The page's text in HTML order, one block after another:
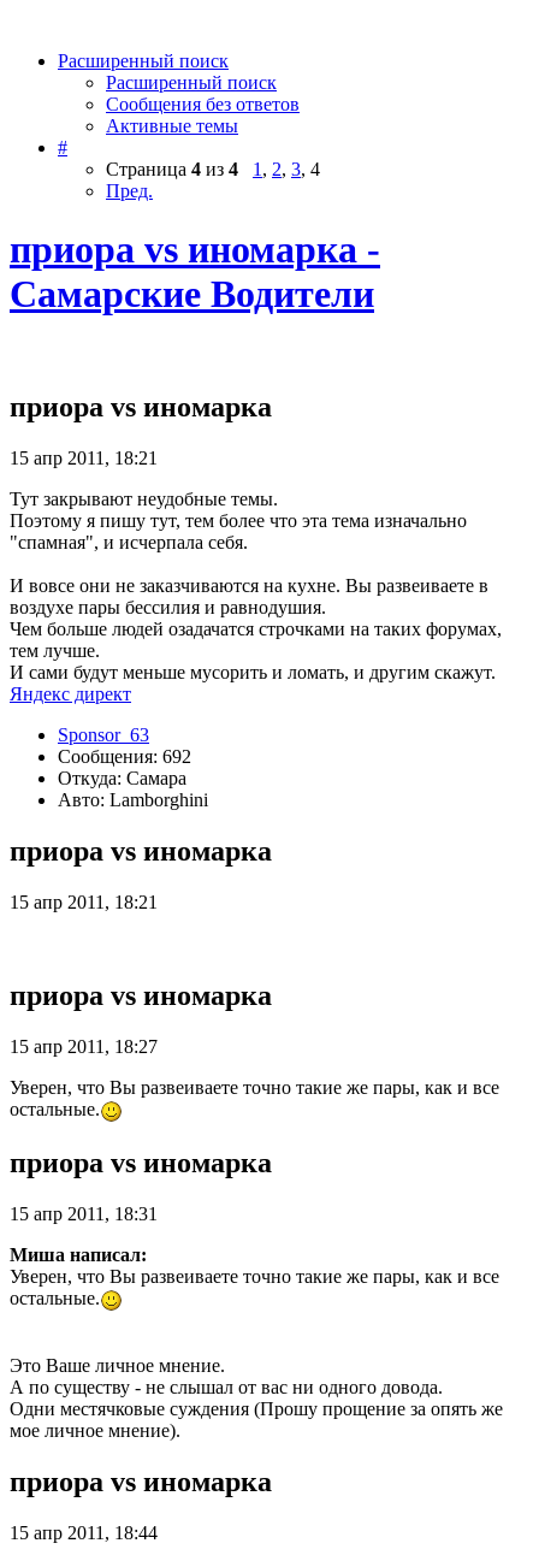
Расширенный поиск
Расширенный поиск
Сообщения без ответов
Активные темы
#
Страница 4 из 4 1 , 2, 3, 4
Пред.
приора vs иномарка -
Самарские Водители
приора vs иномарка
15 апр 2011, 18:21
Тут закрывают неудобные темы.
Поэтому я пишу тут, тем более что эта тема изначально
"спамная", и исчерпала себя.
И вовсе они не заказчиваются на кухне. Вы развеиваете в
воздухе пары бессилия и равнодушия.
Чем больше людей озадачатся строчками на таких форумах,
тем лучше.
И сами будут меньше мусорить и ломать, и другим скажут.
Яндекс директ
Sponsor_63
Сообщения: 692
Откуда: Самара
Авто: Lamborghini
приора vs иномарка
15 апр 2011, 18:21
приора vs иномарка
15 апр 2011, 18:27
Уверен, что Вы развеиваете точно такие же пары, как и все
остальные.
приора vs иномарка
15 апр 2011, 18:31
Миша написал:
Уверен, что Вы развеиваете точно такие же пары, как и все
остальные.
Это Ваше личное мнение.
А по существу - не слышал от вас ни одного довода.
Одни местячковые суждения (Прошу прощение за опять же
мое личное мнение).
приора vs иномарка
15 апр 2011, 18:44